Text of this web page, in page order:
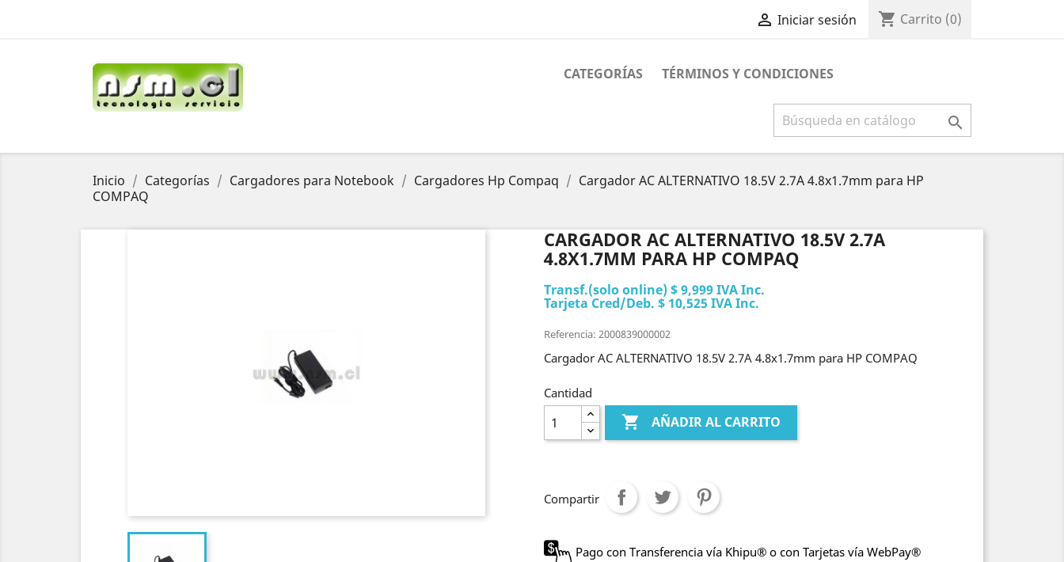
 Iniciar sesión shopping_cart Carrito (0)
CATEGORÍAS TÉRMINOS Y CONDICIONES

Inicio Categorías Cargadores para Notebook Cargadores Hp Compaq
Cargador AC ALTERNATIVO 18.5V 2.7A 4.8x1.7mm para HP
COMPAQ
CARGADOR AC ALTERNATIVO 18.5V 2.7A
4.8X1.7MM PARA HP COMPAQ
Transf.(solo online) $ 9,999 IVA Inc.
Tarjeta Cred/Deb. $ 10,525 IVA Inc.
Referencia: 2000839000002
Cargador AC ALTERNATIVO 18.5V 2.7A 4.8x1.7mm para HP COMPAQ
Cantidad
 AÑADIR AL CARRITO
Compartir
Pago con Transferencia vía Khipu® o con Tarjetas vía WebPay®